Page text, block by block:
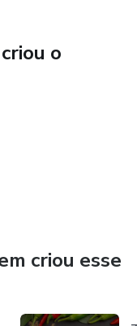
o
criou esse